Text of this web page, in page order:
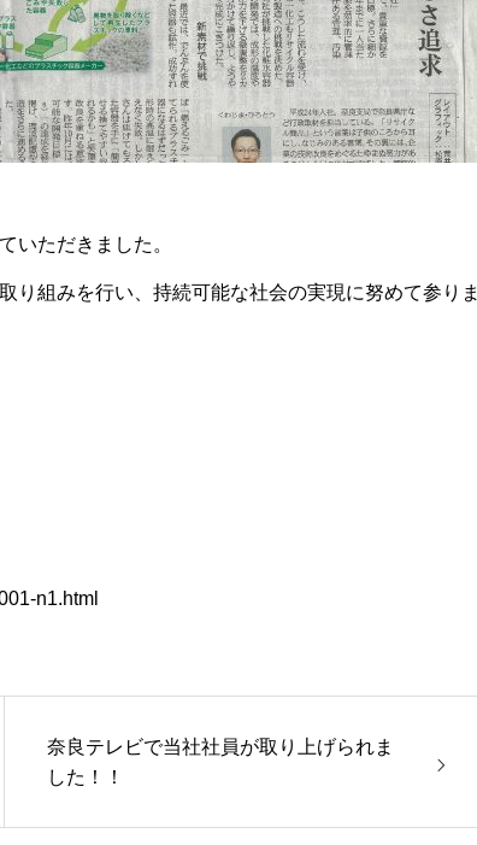
いただきました。
り組みを行い、持続可能な社会の実現に努めて参りま
n1.html
奈良テレビで当社社員が取り上げられま
した！！